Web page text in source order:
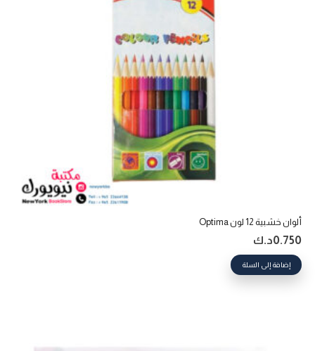
ألوان خشبية 12 لون Optima
0.750د.ك
إضافة إلى السلة